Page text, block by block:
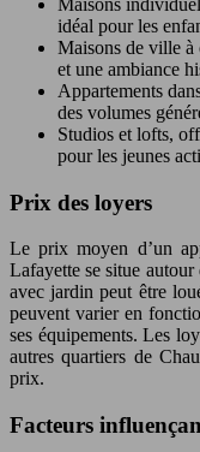
idéal pour les
Maisons de ville à
et une ambiance
Appartements
des volumes
Studios et lofts,
pour les jeunes
Prix des loyers
Le prix moyen d’un
Lafayette se situe
avec jardin peut être
peuvent varier en
ses équipements. Les
autres quartiers de
prix.
Facteurs